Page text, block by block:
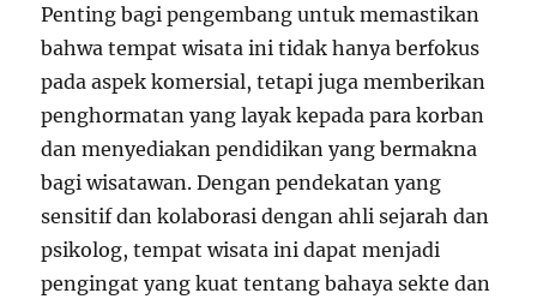
Penting bagi pengembang untuk memastikan
bahwa tempat wisata ini tidak hanya berfokus
pada aspek komersial, tetapi juga memberikan
penghormatan yang layak kepada para korban
dan menyediakan pendidikan yang bermakna
bagi wisatawan. Dengan pendekatan yang
sensitif dan kolaborasi dengan ahli sejarah dan
psikolog, tempat wisata ini dapat menjadi
pengingat yang kuat tentang bahaya sekte dan